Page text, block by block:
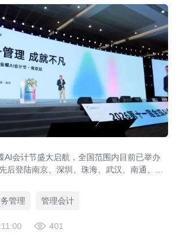
AI会计节盛大启航，全国范围内目前已举办
后登陆南京、深圳、珠海、武汉、南通、长
等20+家权威媒体直击盛况，相关报道总阅读
管理 管理会计
401